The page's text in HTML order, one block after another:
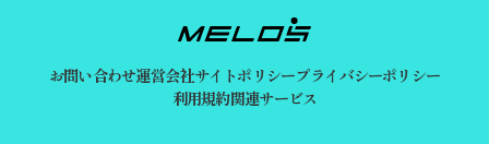
お問い合わせ運営会社サイトポリシープライバシーポリシー
利用規約関連サービス